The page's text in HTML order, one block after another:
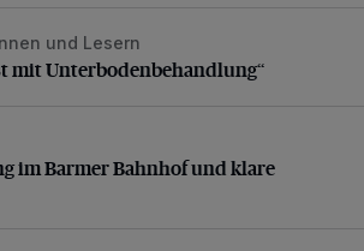
mit Unterbodenbehandlung“
und Lesern
mit Unterbodenbehandlung“
im Barmer Bahnhof und klare Ansage
im Barmer Bahnhof und klare